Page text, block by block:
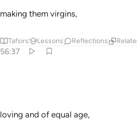
making them virgins,
Tafsirs Lessons Reflections
56:37
loving and of equal age,